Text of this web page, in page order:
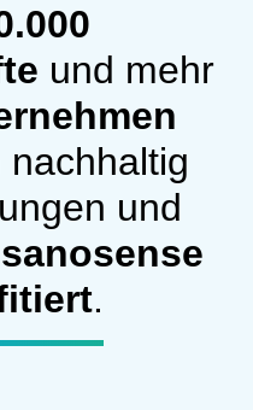
und mehr
und
sanosense
.